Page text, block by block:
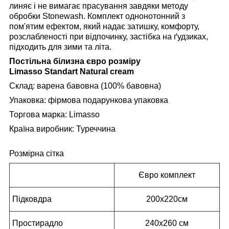
линяє і не вимагає прасування завдяки методу
обробки Stonewash. Комплект однонотонний з
пом'ятим ефектом, який надає затишку, комфорту,
розслабленості при відпочинку, застібка на ґудзиках,
підходить для зими та літа.
Постільна білизна євро розміру
Limasso Standart Natural cream
Склад: варена бавовна (100% бавовна)
Упаковка: фірмова подарункова упаковка
Торгова марка: Limasso
Країна виробник: Туреччина
Розмірна сітка
Євро комплект
Підковдра 200x220см
Простирадло 240х260 см